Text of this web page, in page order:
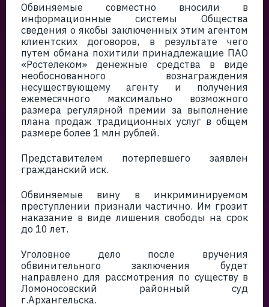
Обвиняемые совместно вносили в
информационные системы Общества
сведения о якобы заключенных этим агентом
клиентских договоров, в результате чего
путем обмана похитили принадлежащие ПАО
«Ростелеком» денежные средства в виде
необоснованного вознаграждения
несуществующему агенту и получения
ежемесячного максимально возможного
размера регулярной премии за выполнение
плана продаж традиционных услуг в общем
размере более 1 млн рублей.
Представителем потерпевшего заявлен
гражданский иск.
Обвиняемые вину в инкриминируемом
преступлении признали частично. Им грозит
наказание в виде лишения свободы на срок
до 10 лет.
Уголовное дело после вручения
обвинительного заключения будет
направлено для рассмотрения по существу в
Ломоносовский районный суд
г.Архангельска.